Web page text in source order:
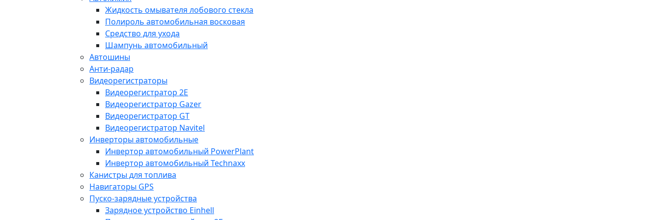
Жидкость омывателя лобового стекла
Полироль автомобильная восковая
Средство для ухода
Шампунь автомобильный
Автошины
Анти-радар
Видеорегистраторы
Видеорегистратор 2E
Видеорегистратор Gazer
Видеорегистратор GT
Видеорегистратор Navitel
Инверторы автомобильные
Инвертор автомобильный PowerPlant
Инвертор автомобильный Technaxx
Канистры для топлива
Навигаторы GPS
Пуско-зарядные устройства
Зарядное устройство Einhell